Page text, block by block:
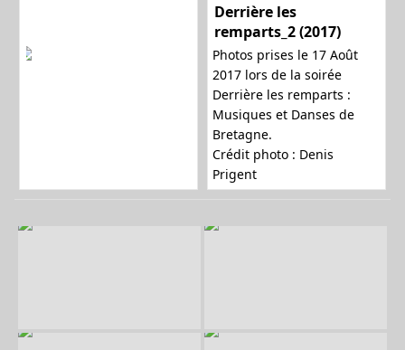
Derrière les
remparts_2 (2017)
Photos prises le 17 Août
2017 lors de la soirée
Derrière les remparts :
Musiques et Danses de
Bretagne.
Crédit photo : Denis
Prigent